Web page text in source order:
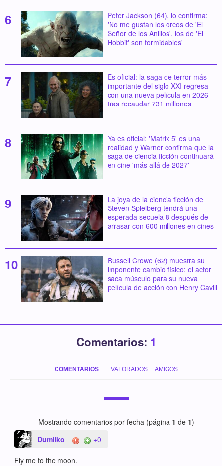
Peter Jackson (64), lo confirma:
'No me gustan los orcos de 'El
Señor de los Anillos', los de 'El
Hobbit' son formidables'
Es oficial: la saga de terror más
importante del siglo XXI regresa
con una nueva película en 2026
tras recaudar 731 millones
Ya es oficial: 'Matrix 5' es una
realidad y Warner confirma que la
saga de ciencia ficción continuará
en cine 'más allá de 2027'
La joya de la ciencia ficción de
Steven Spielberg tendrá una
esperada secuela 8 después de
arrasar con 600 millones en cines
Russell Crowe (62) muestra su
imponente cambio físico: el actor
saca músculo para su nueva
película de acción con Henry Cavill
Comentarios: 1
COMENTARIOS + VALORADOS AMIGOS
Mostrando comentarios por fecha (página 1 de 1)
Dumiiko
+0
Fly me to the moon.